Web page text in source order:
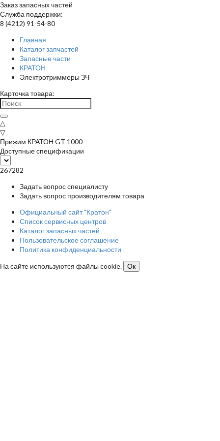
Заказ запасных частей
Служба поддержки:
8 (4212) 91-54-80
Главная
Каталог запчастей
Запасные части
КРАТОН
Электротриммеры ЗЧ
Карточка товара:
△
▽
Прижим КРАТОН GT 1000
Доступные спецификации
267282
Задать вопрос специалисту
Задать вопрос производителям товара
Официальный сайт "Кратон"
Список сервисных центров
Каталог запасных частей
Пользовательское соглашение
Политика конфиденциальности
На сайте используются файлы cookie.
Ок